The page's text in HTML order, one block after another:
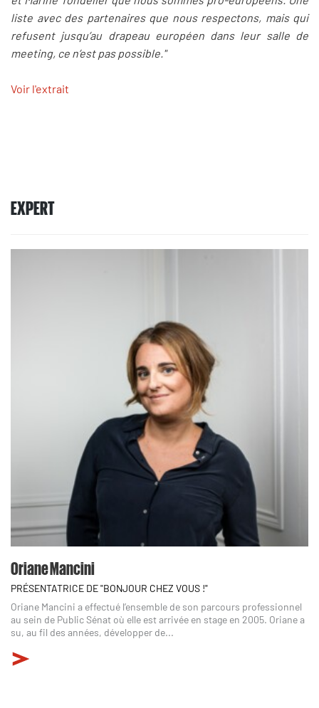
liste avec des partenaires que nous respectons, mais qui
refusent jusqu’au drapeau européen dans leur salle de
meeting, ce n’est pas possible."
Voir l'extrait
EXPERT
Oriane Mancini
PRÉSENTATRICE DE "BONJOUR CHEZ VOUS !"
Oriane Mancini a effectué l’ensemble de son parcours professionnel
au sein de Public Sénat où elle est arrivée en stage en 2005. Oriane a
su, au fil des années, développer de...